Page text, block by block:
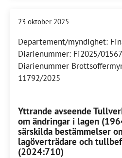
23 oktober 2025
Departement/myndighet:
Diarienummer: Fi2025/01567
Diarienummer
11792/2025
Yttrande avseende
om ändringar i lagen
särskilda bestämmelser
lagöverträdare och
(2024:710)